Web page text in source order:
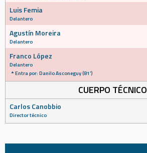
Luis Femia
Delantero
Agustín Moreira
Delantero
Franco López
Delantero
Entra por: Danilo Asconeguy (81')
CUERPO TÉCNICO
Carlos Canobbio
Director técnico